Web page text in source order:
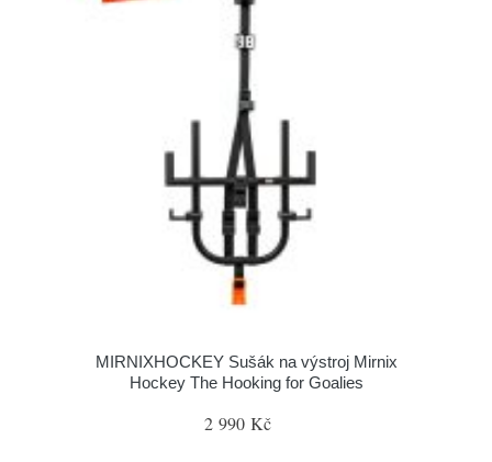
MIRNIXHOCKEY Sušák na výstroj Mirnix
Hockey The Hooking for Goalies
2 990 Kč